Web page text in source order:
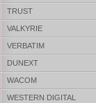
TRUST
VALKYRIE
VERBATIM
DUNEXT
WACOM
WESTERN DIGITAL